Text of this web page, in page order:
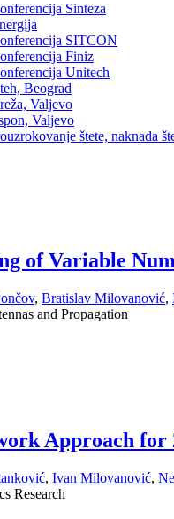
Sinteza
SITCON
Finiz
Unitech
Beograd
Valjevo
Valjevo
štete, naknada
of Variable
, Bratislav Milovanović,
and Propagation
Approach for
, Ivan Milovanović,
Research